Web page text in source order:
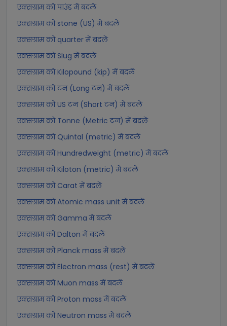
एक्सग्राम को पाउंड में बदलें
एक्सग्राम को stone (US) में बदलें
एक्सग्राम को quarter में बदलें
एक्सग्राम को Slug में बदलें
एक्सग्राम को Kilopound (kip) में बदलें
एक्सग्राम को टन (Long टन) में बदलें
एक्सग्राम को US टन (Short टन) में बदलें
एक्सग्राम को Tonne (Metric टन) में बदलें
एक्सग्राम को Quintal (metric) में बदलें
एक्सग्राम को Hundredweight (metric) में बदलें
एक्सग्राम को Kiloton (metric) में बदलें
एक्सग्राम को Carat में बदलें
एक्सग्राम को Atomic mass unit में बदलें
एक्सग्राम को Gamma में बदलें
एक्सग्राम को Dalton में बदलें
एक्सग्राम को Planck mass में बदलें
एक्सग्राम को Electron mass (rest) में बदलें
एक्सग्राम को Muon mass में बदलें
एक्सग्राम को Proton mass में बदलें
एक्सग्राम को Neutron mass में बदलें